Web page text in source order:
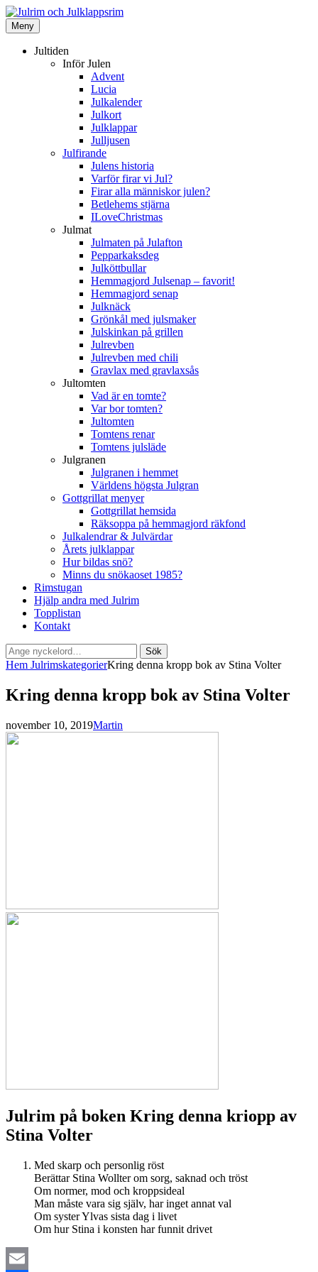
Hoppa
till
innehåll
Julrim och Julklappsrim
Meny
Jultiden
Inför Julen
Advent
Lucia
Julkalender
Julkort
Julklappar
Julljusen
Julfirande
Julens historia
Varför firar vi Jul?
Firar alla människor julen?
Betlehems stjärna
ILoveChristmas
Julmat
Julmaten på Julafton
Pepparkaksdeg
Julköttbullar
Hemmagjord Julsenap – favorit!
Hemmagjord senap
Julknäck
Grönkål med julsmaker
Julskinkan på grillen
Julrevben
Julrevben med chili
Gravlax med gravlaxsås
Jultomten
Vad är en tomte?
Var bor tomten?
Jultomten
Tomtens renar
Tomtens julsläde
Julgranen
Julgranen i hemmet
Världens högsta Julgran
Gottgrillat menyer
Gottgrillat hemsida
Räksoppa på hemmagjord räkfond
Julkalendrar & Julvärdar
Årets julklappar
Hur bildas snö?
Minns du snökaoset 1985?
Rimstugan
Hjälp andra med Julrim
Topplistan
Kontakt
Sök
efter:
Sök
Hem JulrimskategorierKring denna kropp bok av Stina Volter
Kring denna kropp bok av Stina Volter
Publicerat
november 10, 2019av
Martin
Julrim på boken Kring denna kriopp av
Stina Volter
Med skarp och personlig röst
Berättar Stina Wollter om sorg, saknad och tröst
Om normer, mod och kroppsideal
Man måste vara sig själv, har inget annat val
Om syster Ylvas sista dag i livet
Om hur Stina i konsten har funnit drivet